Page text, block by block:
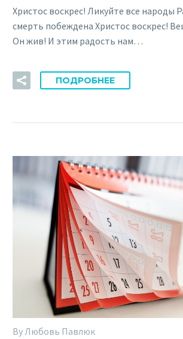
Христос воскрес! Ликуйте все народы
смерть побеждена Христос воскрес!
Он жив! И этим радость нам…
ПОДРОБНЕЕ
By Любовь Павлюк